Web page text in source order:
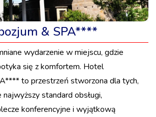
& SPA****
wydarzenie w miejscu, gdzie
się z komfortem. Hotel
to przestrzeń stworzona dla tych,
standard obsługi,
konferencyjne i wyjątkową